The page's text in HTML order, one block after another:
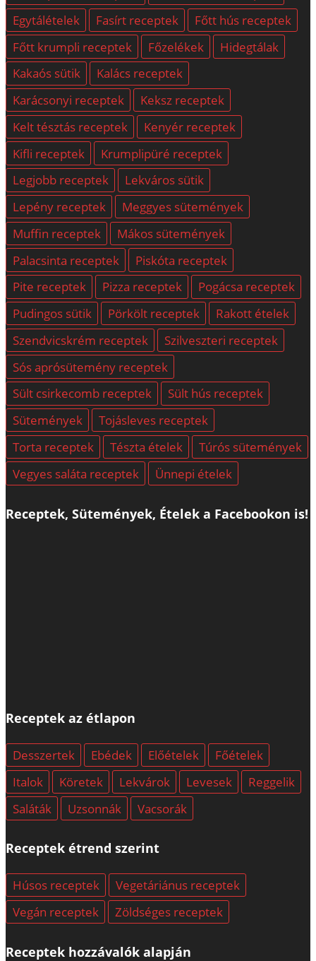
Egytálételek
Fasírt receptek
Főtt hús receptek
Főtt krumpli receptek
Főzelékek
Hidegtálak
Kakaós sütik
Kalács receptek
Karácsonyi receptek
Keksz receptek
Kelt tésztás receptek
Kenyér receptek
Kifli receptek
Krumplipüré receptek
Legjobb receptek
Lekváros sütik
Lepény receptek
Meggyes sütemények
Muffin receptek
Mákos sütemények
Palacsinta receptek
Piskóta receptek
Pite receptek
Pizza receptek
Pogácsa receptek
Pudingos sütik
Pörkölt receptek
Rakott ételek
Szendvicskrém receptek
Szilveszteri receptek
Sós aprósütemény receptek
Sült csirkecomb receptek
Sült hús receptek
Sütemények
Tojásleves receptek
Torta receptek
Tészta ételek
Túrós sütemények
Vegyes saláta receptek
Ünnepi ételek
Receptek, Sütemények, Ételek a Facebookon is!
Receptek az étlapon
Desszertek Ebédek Előételek
Főételek
Italok
Köretek Lekvárok Levesek
Reggelik
Saláták
Uzsonnák Vacsorák
Receptek étrend szerint
Húsos receptek
Vegetáriánus receptek
Vegán receptek
Zöldséges receptek
Receptek hozzávalók alapján